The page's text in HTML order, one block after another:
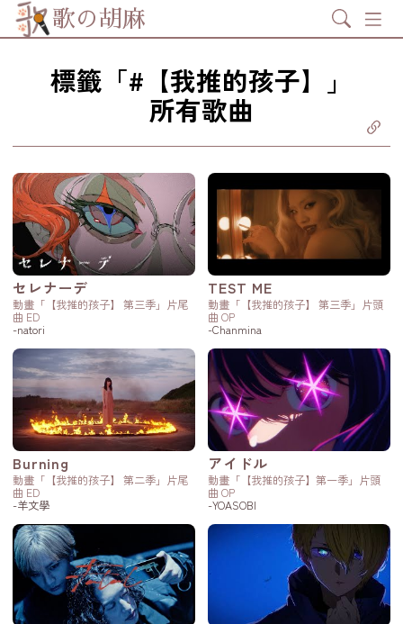
歌の胡麻 Search
標籤「#【我推的孩子】」
所有歌曲
鏈結
セレナーデ
動畫「【我推的孩子】 第三季」片尾
曲 ED
-natori
TEST ME
動畫「【我推的孩子】 第三季」片頭
曲 OP
-Chanmina
Burning
動畫「【我推的孩子】 第二季」片尾
曲 ED
-羊文學
アイドル
動畫「【我推的孩子】第一季」片頭
曲 OP
-YOASOBI